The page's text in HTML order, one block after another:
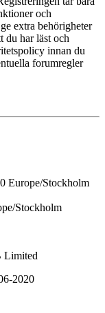
och
extra behörigheter
du har läst och
innan du
forumregler
Europe/Stockholm
Stockholm
Limited
2020